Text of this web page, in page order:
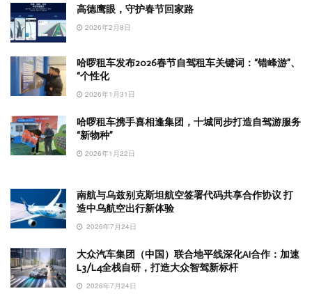
高德鹰眼，守护春节回家路
2026年2月8日
哈啰租车发布2026春节自驾租车关键词：“错峰游”、
“个性化
2026年1月31日
哈啰租车携手喜相逢集团，十城同步打造自驾游服务
“新物种”
2026年1月22日
南航与乌兹别克斯坦航空签署代码共享合作协议 打
造中乌航空出行新体验
2026年7月24日
大众汽车集团（中国）联合地平线深化AI合作：加速
L3/L4全栈自研，打造大众智驾新标杆
2026年7月24日